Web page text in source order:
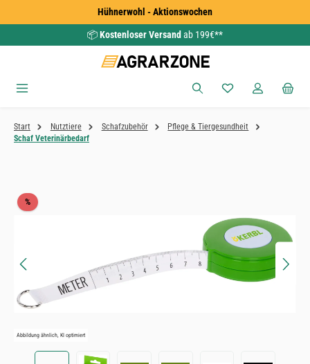
Zum Hauptinhalt springenHühnerwohl - Aktionswochen
📦Kostenloser Versand ab 199€**
Du hast 0
Start Nutztiere Schafzubehör
Pflege & Tiergesundheit
Schaf Veterinärbedarf
Bildergalerie überspringen
%Rabatt
Abbildung ähnlich, KI optimiert